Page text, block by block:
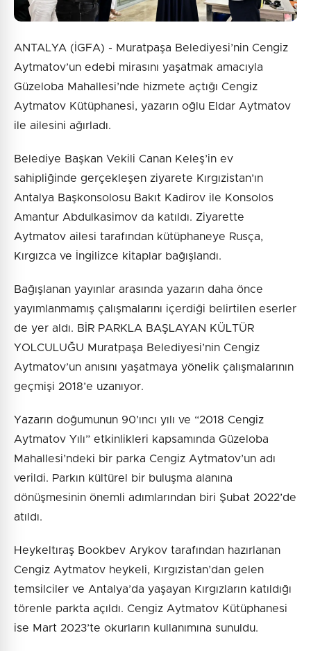
ANTALYA (İGFA) - Muratpaşa Belediyesi’nin Cengiz
Aytmatov’un edebi mirasını yaşatmak amacıyla
Güzeloba Mahallesi’nde hizmete açtığı Cengiz
Aytmatov Kütüphanesi, yazarın oğlu Eldar Aytmatov
ile ailesini ağırladı.
Belediye Başkan Vekili Canan Keleş’in ev
sahipliğinde gerçekleşen ziyarete Kırgızistan’ın
Antalya Başkonsolosu Bakıt Kadirov ile Konsolos
Amantur Abdulkasimov da katıldı. Ziyarette
Aytmatov ailesi tarafından kütüphaneye Rusça,
Kırgızca ve İngilizce kitaplar bağışlandı.
Bağışlanan yayınlar arasında yazarın daha önce
yayımlanmamış çalışmalarını içerdiği belirtilen eserler
de yer aldı. BİR PARKLA BAŞLAYAN KÜLTÜR
YOLCULUĞU Muratpaşa Belediyesi’nin Cengiz
Aytmatov’un anısını yaşatmaya yönelik çalışmalarının
geçmişi 2018’e uzanıyor.
Yazarın doğumunun 90’ıncı yılı ve “2018 Cengiz
Aytmatov Yılı” etkinlikleri kapsamında Güzeloba
Mahallesi’ndeki bir parka Cengiz Aytmatov’un adı
verildi. Parkın kültürel bir buluşma alanına
dönüşmesinin önemli adımlarından biri Şubat 2022’de
atıldı.
Heykeltıraş Bookbev Arykov tarafından hazırlanan
Cengiz Aytmatov heykeli, Kırgızistan’dan gelen
temsilciler ve Antalya’da yaşayan Kırgızların katıldığı
törenle parkta açıldı. Cengiz Aytmatov Kütüphanesi
ise Mart 2023’te okurların kullanımına sunuldu.